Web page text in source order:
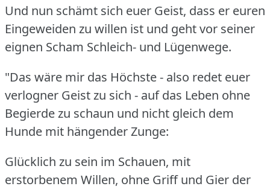
Und nun schämt sich euer Geist, dass er euren
Eingeweiden zu willen ist und geht vor seiner
eignen Scham Schleich- und Lügenwege.
"Das wäre mir das Höchste - also redet euer
verlogner Geist zu sich - auf das Leben ohne
Begierde zu schaun und nicht gleich dem
Hunde mit hängender Zunge:
Glücklich zu sein im Schauen, mit
erstorbenem Willen, ohne Griff und Gier der